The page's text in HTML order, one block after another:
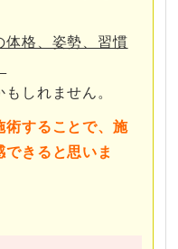
体格、姿勢、習慣
しれません。
術することで、施
きると思いま